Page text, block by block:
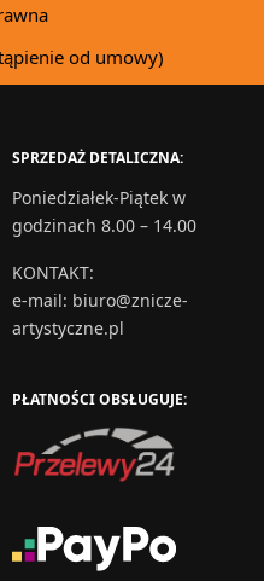
od umowy)
SPRZEDAŻ DETALICZNA:
Poniedziałek-Piątek w
godzinach 8.00 – 14.00
KONTAKT:
e-mail: biuro@znicze-
artystyczne.pl
PŁATNOŚCI OBSŁUGUJE: